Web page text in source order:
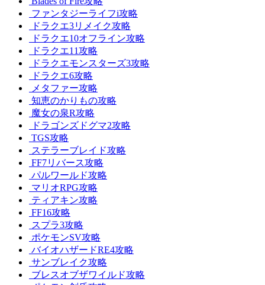
ファンタジーライフi攻略
ドラクエ3リメイク攻略
ドラクエ10オフライン攻略
ドラクエ11攻略
ドラクエモンスターズ3攻略
ドラクエ6攻略
メタファー攻略
知恵のかりもの攻略
魔女の泉R攻略
ドラゴンズドグマ2攻略
TGS攻略
ステラーブレイド攻略
FF7リバース攻略
パルワールド攻略
マリオRPG攻略
ティアキン攻略
FF16攻略
スプラ3攻略
ポケモンSV攻略
バイオハザードRE4攻略
サンブレイク攻略
ブレスオブザワイルド攻略